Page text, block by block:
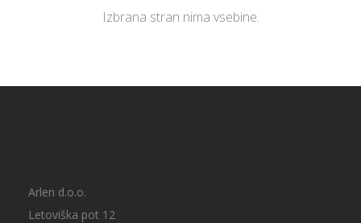
Izbrana stran nima vsebine.
Arlen d.o.o.
Letoviška pot 12